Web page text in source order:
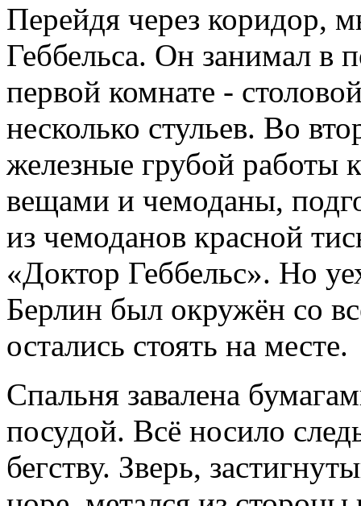
Перейдя через коридор,
Геббельса. Он занимал в
первой комнате -
несколько стульев. Во
железные грубой работы
вещами и чемоданы,
из чемоданов красной
«Доктор Геббельс». Но
Берлин был окружён со
остались стоять на месте.
Спальня завалена
посудой. Всё носило
бегству. Зверь,